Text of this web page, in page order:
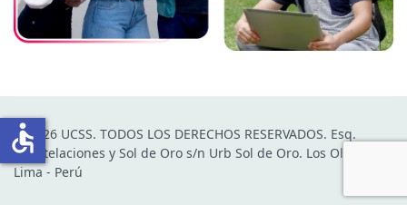
© 2026 UCSS. TODOS LOS DERECHOS RESERVADOS. Esq.
Constelaciones y Sol de Oro s/n Urb Sol de Oro. Los Olivos.
Lima - Perú
accessible